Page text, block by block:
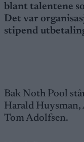
blant talentene
Det var
stipend
Bak Noth Pool
Harald Huysman,
Tom Adolfsen.